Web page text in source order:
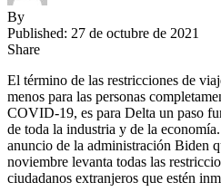
By
Published: 27 de octubre de 2021
Share
El término de las restricciones de
menos para las personas
COVID-19, es para Delta un paso
de toda la industria y de la
anuncio de la administración Biden
noviembre levanta todas las
ciudadanos extranjeros que estén